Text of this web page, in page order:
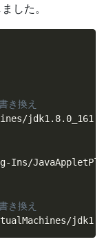
した。
き換え
き換え